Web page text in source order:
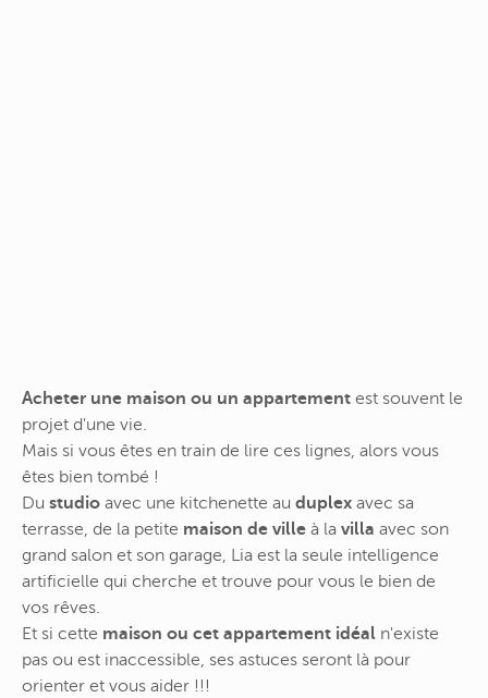
Acheter une maison ou un appartement est souvent le
projet d'une vie.
Mais si vous êtes en train de lire ces lignes, alors vous
êtes bien tombé !
Du studio avec une kitchenette au duplex avec sa
terrasse, de la petite maison de ville à la villa avec son
grand salon et son garage, Lia est la seule intelligence
artificielle qui cherche et trouve pour vous le bien de
vos rêves.
Et si cette maison ou cet appartement idéal n'existe
pas ou est inaccessible, ses astuces seront là pour
orienter et vous aider !!!